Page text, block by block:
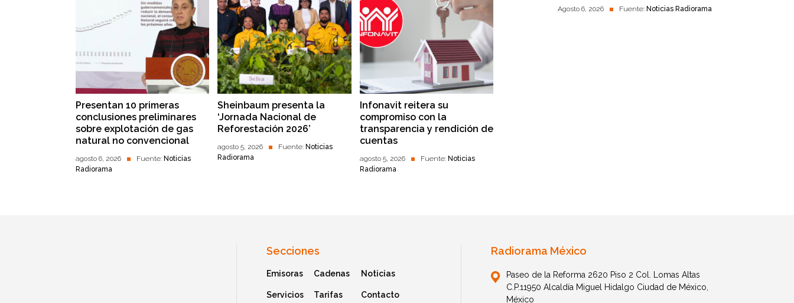
Presentan 10 primeras
conclusiones preliminares
sobre explotación de gas
natural no convencional
agosto 6, 2026 Fuente: Noticias
Radiorama
Sheinbaum presenta la
‘Jornada Nacional de
Reforestación 2026’
agosto 5, 2026 Fuente:Noticias
Radiorama
Infonavit reitera su
compromiso con la
transparencia y rendición de
cuentas
agosto 5, 2026 Fuente: Noticias
Radiorama
Agosto 6, 2026 Fuente: Noticias Radiorama
Secciones
Emisoras Cadenas Noticias
Servicios Tarifas Contacto
Radiorama México
Paseo de la Reforma 2620 Piso 2 Col. Lomas Altas
C.P.11950 Alcaldía Miguel Hidalgo Ciudad de México,
México